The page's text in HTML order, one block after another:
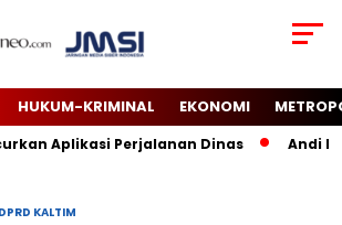
HUKUM-KRIMINAL EKONOMI
Aplikasi Perjalanan Dinas Andi
DPRD KALTIM